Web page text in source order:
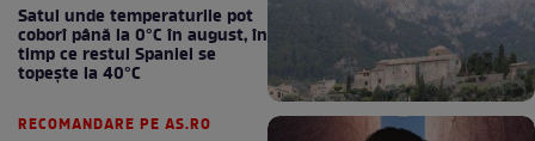
Satul unde temperaturile pot
coborî până la 0°C în august, în
timp ce restul Spaniei se
topește la 40°C
RECOMANDARE PE AS.RO